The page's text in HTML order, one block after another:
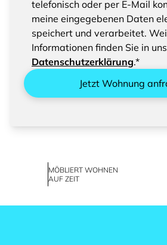
Sie bitte das Speichern und
eingegebenen Daten
telefonisch oder per E-Mail
meine eingegebenen Daten
speichert und verarbeitet.
Informationen finden Sie in
Datenschutzerklärung.*
Jetzt Wohnung
MÖBLIERT WOHNEN
AUF ZEIT